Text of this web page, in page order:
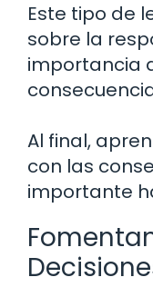
Este tipo de
sobre la
importancia
Al final,
con las
importante